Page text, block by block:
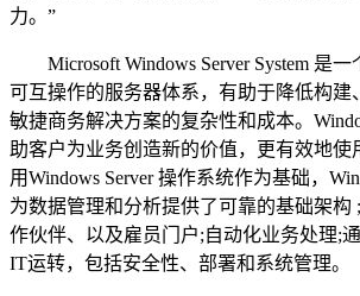
力。”
Microsoft Windows Server System 是一
可互操作的服务器体系，有助于降低构建
敏捷商务解决方案的复杂性和成本。
助客户为业务创造新的价值，更有效地使
用Windows Server 操作系统作为基础，
为数据管理和分析提供了可靠的基础架构
作伙伴、以及雇员门户;自动化业务处理;
IT运转，包括安全性、部署和系统管理。